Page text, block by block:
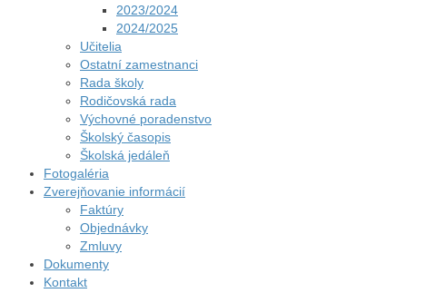
2023/2024
2024/2025
Učitelia
Ostatní zamestnanci
Rada školy
Rodičovská rada
Výchovné poradenstvo
Školský časopis
Školská jedáleň
Fotogaléria
Zverejňovanie informácií
Faktúry
Objednávky
Zmluvy
Dokumenty
Kontakt